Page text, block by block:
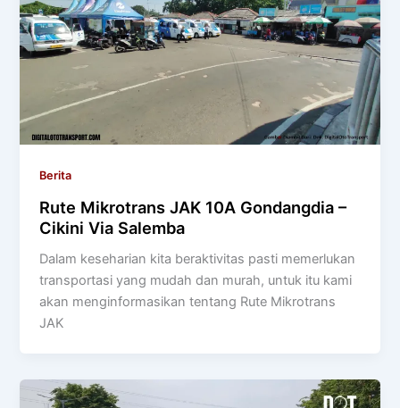
Berita
Rute Mikrotrans JAK 10A Gondangdia –
Cikini Via Salemba
Dalam keseharian kita beraktivitas pasti memerlukan
transportasi yang mudah dan murah, untuk itu kami
akan menginformasikan tentang Rute Mikrotrans
JAK